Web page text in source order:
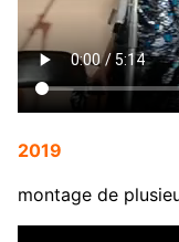
2019
montage de